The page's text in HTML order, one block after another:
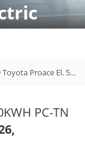
Toyota Proace El. 50kWh PC-TN Furgone 5p.10q
PC-TN